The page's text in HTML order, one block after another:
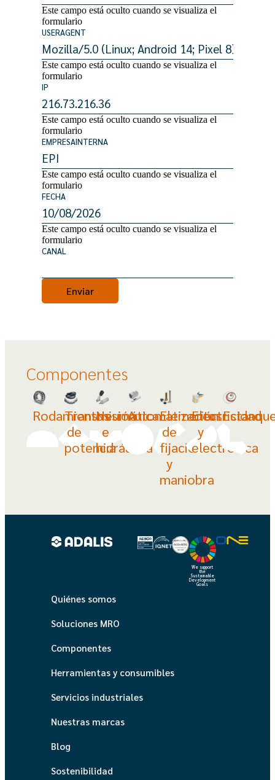
Este campo está oculto cuando se visualiza el
formulario
USERAGENT
Este campo está oculto cuando se visualiza el
formulario
IP
Este campo está oculto cuando se visualiza el
formulario
EMPRESAINTERNA
Este campo está oculto cuando se visualiza el
formulario
FECHA
Este campo está oculto cuando se visualiza el
formulario
CANAL
Componentes
Rodamientos
Transmisión
de
potencia
Neumática
e
hidráulica
Automatización
Elementos
de
fijación
y
maniobra
Electricidad
y
electrónica
We support
the
Sustainable
Development
Goals
Quiénes somos
Soluciones MRO
Componentes
Herramientas y consumibles
Servicios industriales
Nuestras marcas
Blog
Sostenibilidad